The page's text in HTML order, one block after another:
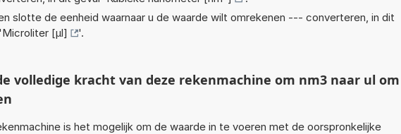
slotte de eenheid waarnaar u de waarde wilt omrekenen --- converteren, in dit
Microliter [µl] '.
volledige kracht van deze rekenmachine om nm3 naar ul om
is het mogelijk om de waarde in te voeren met de oorspronkelijke